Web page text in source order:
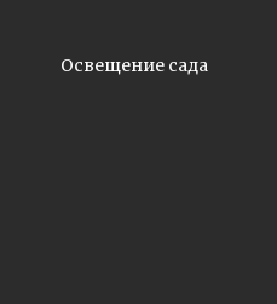
Освещение сада